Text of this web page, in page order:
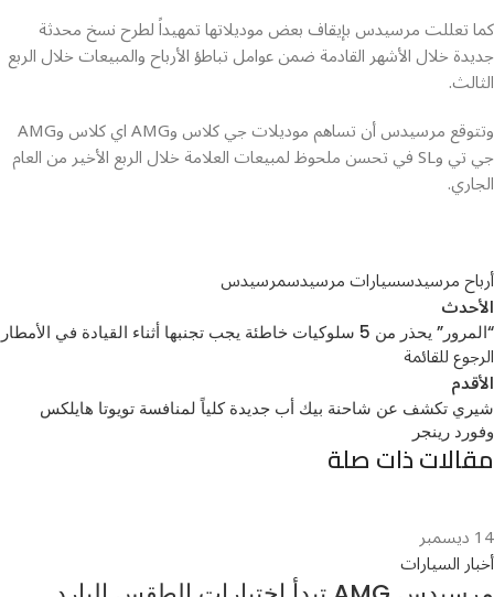
كما تعللت مرسيدس بإيقاف بعض موديلاتها تمهيداً لطرح نسخ محدثة
جديدة خلال الأشهر القادمة ضمن عوامل تباطؤ الأرباح والمبيعات خلال الربع
الثالث.
وتتوقع مرسيدس أن تساهم موديلات جي كلاس وAMG اي كلاس وAMG
جي تي وSL في تحسن ملحوظ لمبيعات العلامة خلال الربع الأخير من العام
الجاري.
أرباح مرسيدسسيارات مرسيدسمرسيدس
الأحدث
“المرور” يحذر من 5 سلوكيات خاطئة يجب تجنبها أثناء القيادة في الأمطار
الرجوع للقائمة
الأقدم
شيري تكشف عن شاحنة بيك أب جديدة كلياً لمنافسة تويوتا هايلكس
وفورد رينجر
مقالات ذات صلة
14ديسمبر
أخبار السيارات